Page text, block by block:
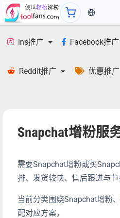
当前语言
Ins推广 Facebook推广
Reddit推广 优惠推广
Snapchat增粉服
需要Snapchat增粉或买
排、发货较快、售后跟进与
当前分类围绕Snapchat增粉
配对应方案。